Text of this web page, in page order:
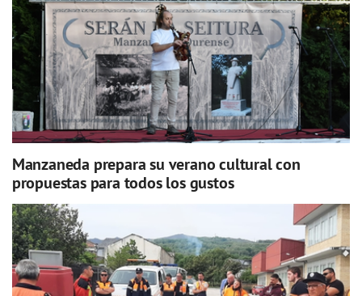
Manzaneda prepara su verano cultural con
propuestas para todos los gustos